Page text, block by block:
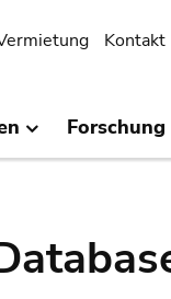
Kontakt
Forschung